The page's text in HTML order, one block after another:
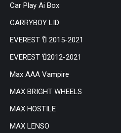
Car Play Ai Box
CARRYBOY LID
EVEREST ปี 2015-2021
EVEREST ปี2012-2021
Max AAA Vampire
MAX BRIGHT WHEELS
MAX HOSTILE
MAX LENSO